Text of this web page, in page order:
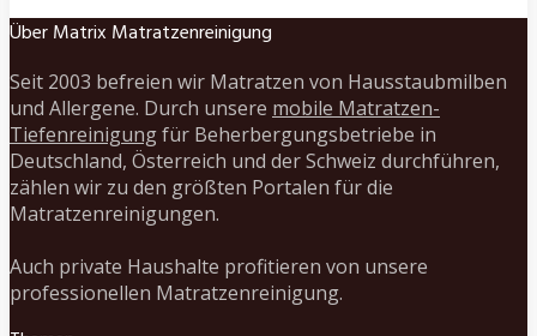
Über Matrix Matratzenreinigung
Seit 2003 befreien wir Matratzen von Hausstaubmilben
und Allergene. Durch unsere mobile Matratzen-
Tiefenreinigungfür Beherbergungsbetriebe in
Deutschland, Österreich und der Schweiz durchführen,
zählen wir zu den größten Portalen für die
Matratzenreinigungen.
Auch private Haushalte profitieren von unsere
professionellen Matratzenreinigung.